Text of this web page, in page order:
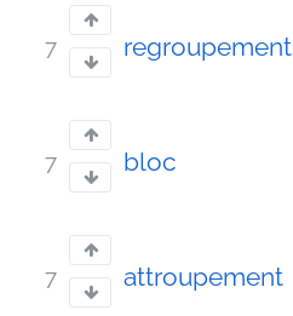
7 regroupement
7 bloc
7 attroupement